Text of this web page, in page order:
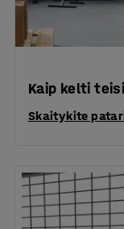
Kaip kelti
Skaitykite